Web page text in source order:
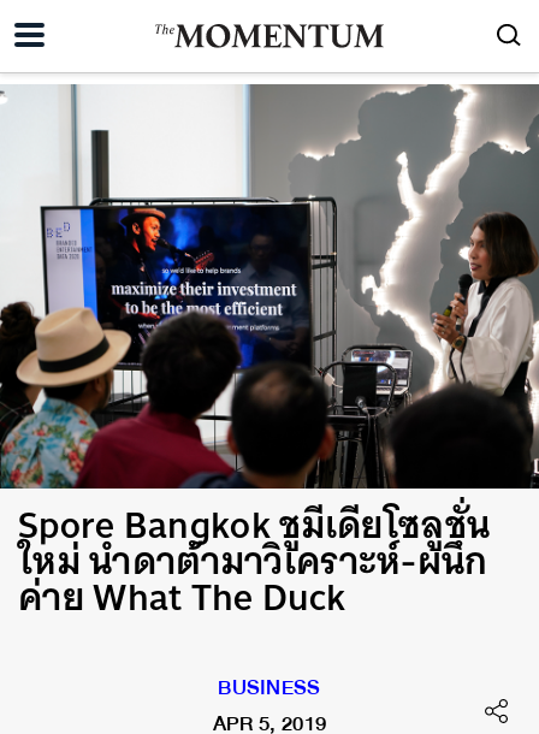
Spore Bangkok ชูมีเดียโซลูชั่น
ใหม่ นำดาต้ามาวิเคราะห์-ผนึก
ค่าย What The Duck
BUSINESS
APR 5, 2019